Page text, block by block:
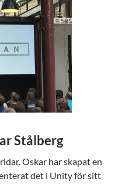
Stålberg
Oskar har skapat en
det i Unity för sitt